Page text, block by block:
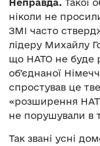
Неправда. Такої
ніколи не
ЗМІ часто
лідеру Михайлу
що НАТО не буде
об’єднаної
спростував це
«розширення
не порушували в
Так звані усні